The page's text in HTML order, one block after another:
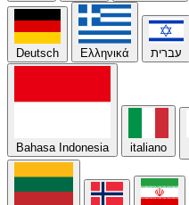
Deutsch Ελληνικά עברית
Bahasa Indonesia italiano